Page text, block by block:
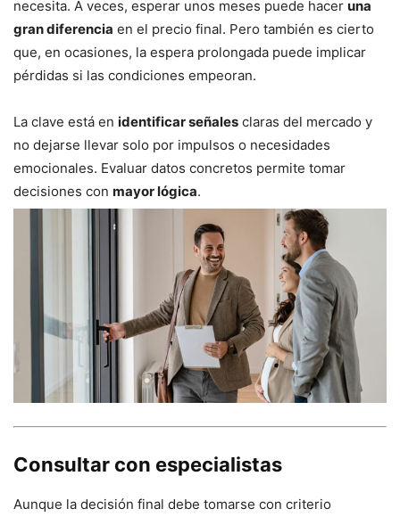
necesita. A veces, esperar unos meses puede hacer una
gran diferencia en el precio final. Pero también es cierto
que, en ocasiones, la espera prolongada puede implicar
pérdidas si las condiciones empeoran.
La clave está en identificar señales claras del mercado y
no dejarse llevar solo por impulsos o necesidades
emocionales. Evaluar datos concretos permite tomar
decisiones con mayor lógica.
Consultar con especialistas
Aunque la decisión final debe tomarse con criterio